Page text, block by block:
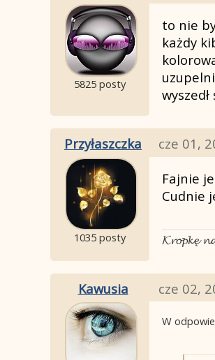
5825 posty
to nie
każdy
Przyłaszczka cze 01,
1035 posty
Fajnie
Cudnie
𝓚𝓻𝓸𝓹𝓴𝓮̨
Kawusia cze 02,
W